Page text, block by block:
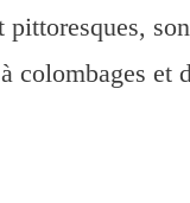
pittoresques,
colombages et